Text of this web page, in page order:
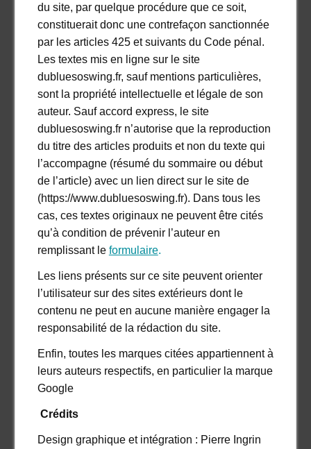
du site, par quelque procédure que ce soit,
constituerait donc une contrefaçon sanctionnée
par les articles 425 et suivants du Code pénal.
Les textes mis en ligne sur le site
dubluesoswing.fr, sauf mentions particulières,
sont la propriété intellectuelle et légale de son
auteur. Sauf accord express, le site
dubluesoswing.fr n’autorise que la reproduction
du titre des articles produits et non du texte qui
l’accompagne (résumé du sommaire ou début
de l’article) avec un lien direct sur le site de
(https://www.dubluesoswing.fr). Dans tous les
cas, ces textes originaux ne peuvent être cités
qu’à condition de prévenir l’auteur en
remplissant le formulaire.
Les liens présents sur ce site peuvent orienter
l’utilisateur sur des sites extérieurs dont le
contenu ne peut en aucune manière engager la
responsabilité de la rédaction du site.
Enfin, toutes les marques citées appartiennent à
leurs auteurs respectifs, en particulier la marque
Google
Crédits
Design graphique et intégration : Pierre Ingrin